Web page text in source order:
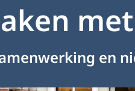
en